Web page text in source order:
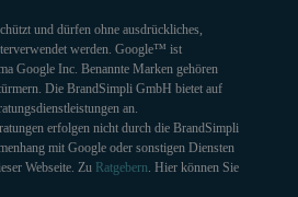
und dürfen ohne ausdrückliches,
werden. Google™ ist
Google Inc. Benannte Marken gehören
Die BrandSimpli GmbH bietet auf
an.
erfolgen nicht durch die BrandSimpli
mit Google oder sonstigen Diensten
Webseite. Zu Ratgebern. Hier können Sie